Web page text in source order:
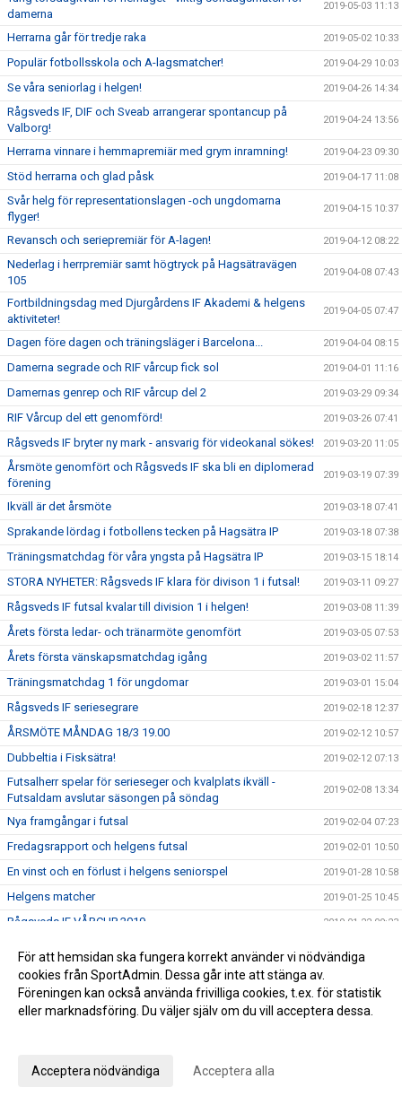
damerna
2019-05-03 11:13
Herrarna går för tredje raka 2019-05-02 10:33
Populär fotbollsskola och A-lagsmatcher! 2019-04-29 10:03
Se våra seniorlag i helgen! 2019-04-26 14:34
Rågsveds IF, DIF och Sveab arrangerar spontancup på
Valborg!
2019-04-24 13:56
Herrarna vinnare i hemmapremiär med grym inramning! 2019-04-23 09:30
Stöd herrarna och glad påsk 2019-04-17 11:08
Svår helg för representationslagen -och ungdomarna
flyger!
2019-04-15 10:37
Revansch och seriepremiär för A-lagen! 2019-04-12 08:22
Nederlag i herrpremiär samt högtryck på Hagsätravägen
105
2019-04-08 07:43
Fortbildningsdag med Djurgårdens IF Akademi & helgens
aktiviteter!
2019-04-05 07:47
Dagen före dagen och träningsläger i Barcelona... 2019-04-04 08:15
Damerna segrade och RIF vårcup fick sol 2019-04-01 11:16
Damernas genrep och RIF vårcup del 2 2019-03-29 09:34
RIF Vårcup del ett genomförd! 2019-03-26 07:41
Rågsveds IF bryter ny mark - ansvarig för videokanal sökes! 2019-03-20 11:05
Årsmöte genomfört och Rågsveds IF ska bli en diplomerad
förening
2019-03-19 07:39
Ikväll är det årsmöte 2019-03-18 07:41
Sprakande lördag i fotbollens tecken på Hagsätra IP 2019-03-18 07:38
Träningsmatchdag för våra yngsta på Hagsätra IP 2019-03-15 18:14
STORA NYHETER: Rågsveds IF klara för divison 1 i futsal! 2019-03-11 09:27
Rågsveds IF futsal kvalar till division 1 i helgen! 2019-03-08 11:39
Årets första ledar- och tränarmöte genomfört 2019-03-05 07:53
Årets första vänskapsmatchdag igång 2019-03-02 11:57
Träningsmatchdag 1 för ungdomar 2019-03-01 15:04
Rågsveds IF seriesegrare 2019-02-18 12:37
ÅRSMÖTE MÅNDAG 18/3 19.00 2019-02-12 10:57
Dubbeltia i Fisksätra! 2019-02-12 07:13
Futsalherr spelar för serieseger och kvalplats ikväll -
Futsaldam avslutar säsongen på söndag
2019-02-08 13:34
Nya framgångar i futsal 2019-02-04 07:23
Fredagsrapport och helgens futsal 2019-02-01 10:50
En vinst och en förlust i helgens seniorspel 2019-01-28 10:58
Helgens matcher 2019-01-25 10:45
Rågsveds IF VÅRCUP 2019 2019-01-22 09:23
Helgens matcher
Läsning om vår rörelseprofil samt info om helgen 2019-01-11 12:21
Vinst i seriefinal för herrfutsal och rapport från jullovet
Summering av 2018
För att hemsidan ska fungera korrekt använder vi nödvändiga
cookies från SportAdmin. Dessa går inte att stänga av.
Föreningen kan också använda frivilliga cookies, t.ex. för statistik
eller marknadsföring. Du väljer själv om du vill acceptera dessa.
Acceptera nödvändiga Acceptera alla